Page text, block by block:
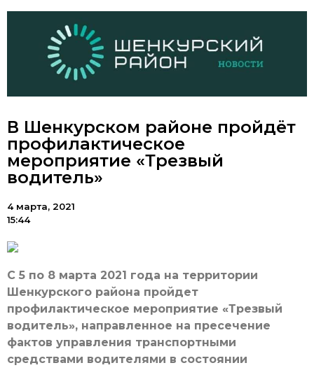
В Шенкурском районе пройдёт
профилактическое
мероприятие «Трезвый
водитель»
4 марта, 2021
15:44
С 5 по 8 марта 2021 года на территории
Шенкурского района пройдет
профилактическое мероприятие «Трезвый
водитель», направленное на пресечение
фактов управления транспортными
средствами водителями в состоянии